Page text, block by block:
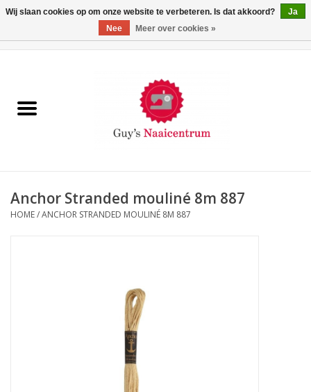
Machines
Anchor Stranded mouliné 8m 887
HOME/ANCHOR STRANDED MOULINÉ 8M 887
Wij slaan cookies op om onze website te verbeteren. Is dat akkoord?
Ja
Nee
Meer over cookies »